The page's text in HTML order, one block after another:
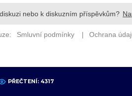
PŘEČTENÍ: 4317